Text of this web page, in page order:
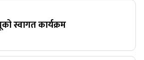
स्वागत कार्यक्रम